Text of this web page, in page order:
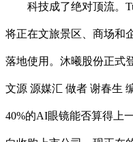
科技成了绝对顶流。
将正在文旅景区、商场和
落地使用。沐曦股份正式
文源 源媒汇 做者 谢春生
40%的AI眼镜能否算得上